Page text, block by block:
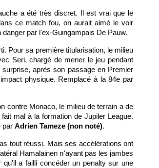
a été très discret. Il est vrai que le
ce match fou, on aurait aimé le voir
par l'ex-Guingampais De Pauw.
Pour sa première titularisation, le milieu
Seri, chargé de mener le jeu pendant
après son passage en Premier
physique. Remplacé à la 84e par
contre Monaco, le milieu de terrain a de
mal à la formation de Jupiler League.
par Adrien Tameze (non noté).
tout réussi. Mais ses accélérations ont
Hamalainen n'ayant pas les jambes
a failli concéder un penalty sur une